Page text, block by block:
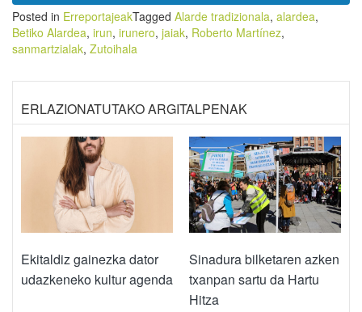
Posted in ErreportajeakTagged Alarde tradizionala, alardea,
Betiko Alardea, irun, irunero, jaiak, Roberto Martínez,
sanmartzialak, Zutoihala
ERLAZIONATUTAKO ARGITALPENAK
Ekitaldiz gainezka dator
udazkeneko kultur agenda
Sinadura bilketaren azken
txanpan sartu da Hartu
Hitza